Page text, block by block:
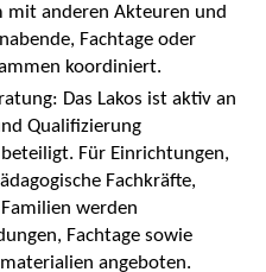
mit anderen Akteuren und
Fachtage oder
koordiniert.
Das Lakos ist aktiv an
Qualifizierung
Für Einrichtungen,
Fachkräfte,
werden
Fachtage sowie
angeboten.